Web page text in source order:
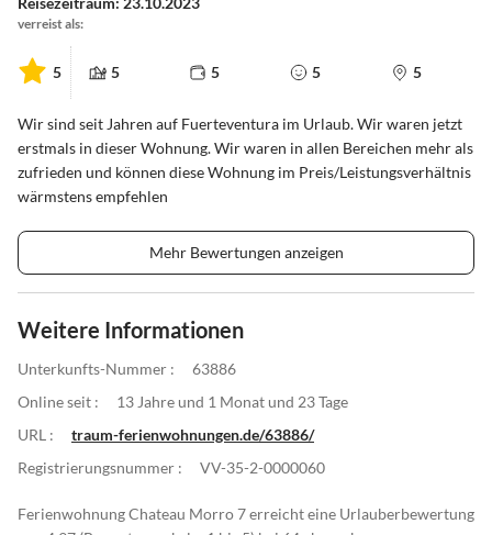
verreist als:
5 5 5 5 5
Wir sind seit Jahren auf Fuerteventura im Urlaub. Wir waren jetzt
erstmals in dieser Wohnung. Wir waren in allen Bereichen mehr als
zufrieden und können diese Wohnung im Preis/Leistungsverhältnis
wärmstens empfehlen
Mehr Bewertungen anzeigen
Weitere Informationen
Unterkunfts-Nummer :
63886
Online seit :
13 Jahre und 1 Monat und 23 Tage
URL :
traum-ferienwohnungen.de/63886/
Registrierungsnummer :
VV-35-2-0000060
Ferienwohnung Chateau Morro 7 erreicht eine Urlauberbewertung